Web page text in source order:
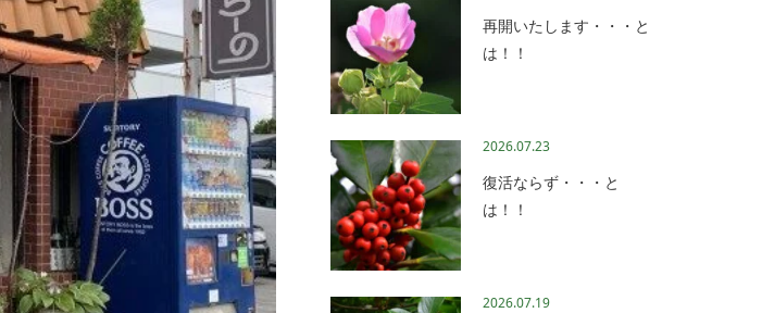
再開いたします・・・と
は！！
2026.07.23
復活ならず・・・と
は！！
2026.07.19